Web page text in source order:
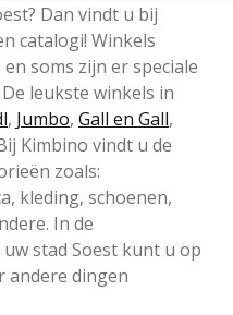
Dan vindt u bij
catalogi! Winkels
soms zijn er speciale
leukste winkels in
, Jumbo, Gall en Gall,
Kimbino vindt u de
zoals:
kleding, schoenen,
In de
stad Soest kunt u op
andere dingen